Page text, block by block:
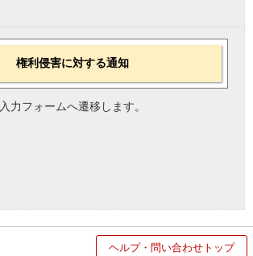
権利侵害に対する通知
入力フォームへ遷移します。
ヘルプ・問い合わせトップ